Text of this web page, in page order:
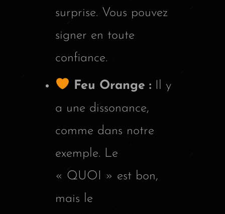
surprise. Vous pouvez
signer en toute
confiance.
Feu Orange :Il y
a une dissonance,
comme dans notre
exemple. Le
« QUOI » est bon,
mais le